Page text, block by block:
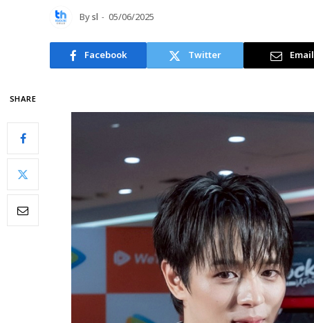
Bysl 05/06/2025
Facebook Twitter Email
SHARE